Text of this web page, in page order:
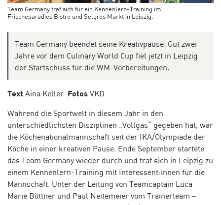
Team Germany traf sich für ein Kennenlern-Training im
Frischeparadies Bistro und Selgros Markt in Leipzig.
Team Germany beendet seine Kreativpause. Gut zwei
Jahre vor dem Culinary World Cup fiel jetzt in Leipzig
der Startschuss für die WM-Vorbereitungen.
Text Aina Keller Fotos VKD
Während die Sportwelt in diesem Jahr in den
unterschiedlichsten Disziplinen „Vollgas“ gegeben hat, war
die Köchenationalmannschaft seit der IKA/Olympiade der
Köche in einer kreativen Pause. Ende September startete
das Team Germany wieder durch und traf sich in Leipzig zu
einem Kennenlern-Training mit Interessent:innen für die
Mannschaft. Unter der Leitung von Teamcaptain Luca
Marie Böttner und Paul Neitemeier vom Trainerteam –